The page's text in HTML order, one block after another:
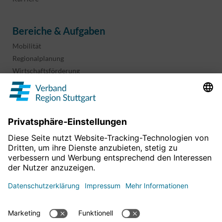
Bereiche & Aufgaben
Mobilität
Regionalplanung
Wirtschaftsförderung
Sport und Kultur
Projekte & Programme
Informationen & Downloads
Geoinformation